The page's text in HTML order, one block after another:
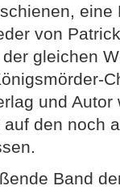
eine
von
der gleichen
und
den noch
Band